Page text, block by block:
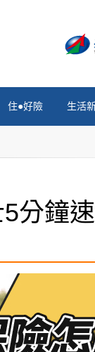
落格
住●好險 生活
分鐘